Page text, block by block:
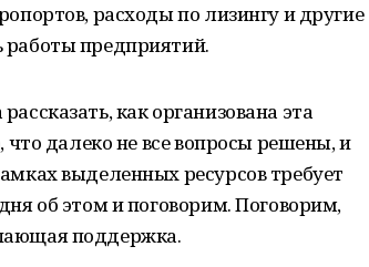
расходы по лизингу и другие
работы предприятий.
как организована эта
далеко не все вопросы решены, и
выделенных ресурсов требует
об этом и поговорим. Поговорим,
поддержка.